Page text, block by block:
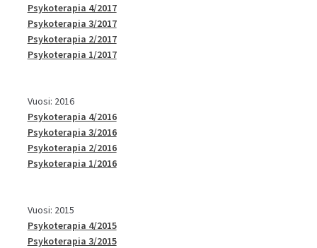
Psykoterapia 4/2017
Psykoterapia 3/2017
Psykoterapia 2/2017
Psykoterapia 1/2017
Vuosi: 2016
Psykoterapia 4/2016
Psykoterapia 3/2016
Psykoterapia 2/2016
Psykoterapia 1/2016
Vuosi: 2015
Psykoterapia 4/2015
Psykoterapia 3/2015